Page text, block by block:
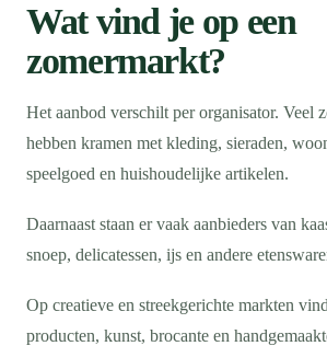
Wat vind je op een
zomermarkt?
Het aanbod verschilt per organisator. Veel
hebben kramen met kleding, sieraden,
speelgoed en huishoudelijke artikelen.
Daarnaast staan er vaak aanbieders van
snoep, delicatessen, ijs en andere
Op creatieve en streekgerichte markten
producten, kunst, brocante en